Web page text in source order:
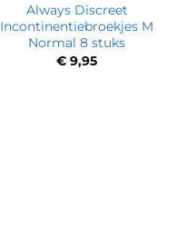
Always Discreet
Incontinentiebroekjes M
Normal 8 stuks
€ 9,95